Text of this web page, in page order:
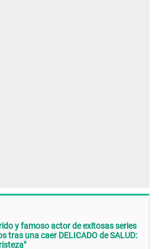
y famoso actor de exitosas series
tras una caer DELICADO de SALUD: